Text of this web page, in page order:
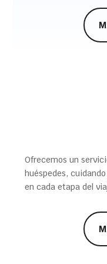
Ofrecemos un
huéspedes,
en cada etapa del